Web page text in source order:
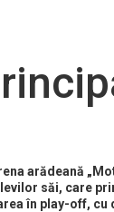
arădeană
săi, care
în play-off, cu